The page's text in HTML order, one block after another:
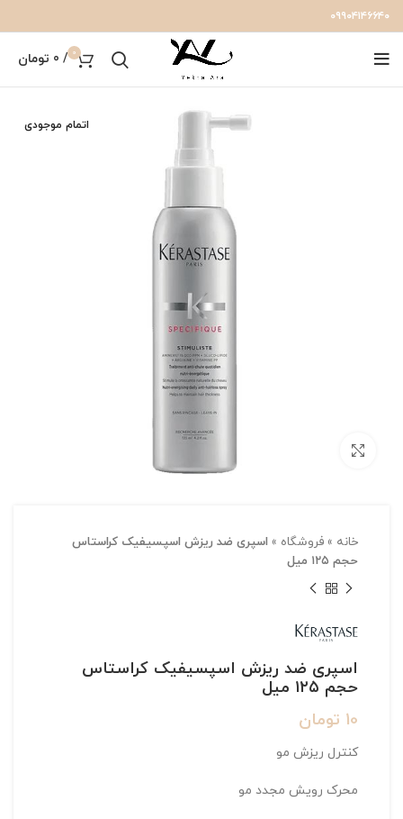
۰۹۹۰۴۱۴۶۶۴۰
0
/
0 تومان
اتمام موجودی
خانه » فروشگاه » اسپری ضد ریزش اسپسیفیک کراستاس
حجم ۱۲۵ میل
اسپری ضد ریزش اسپسیفیک کراستاس
حجم ۱۲۵ میل
10 تومان
کنترل ریزش مو
محرک رویش مجدد مو